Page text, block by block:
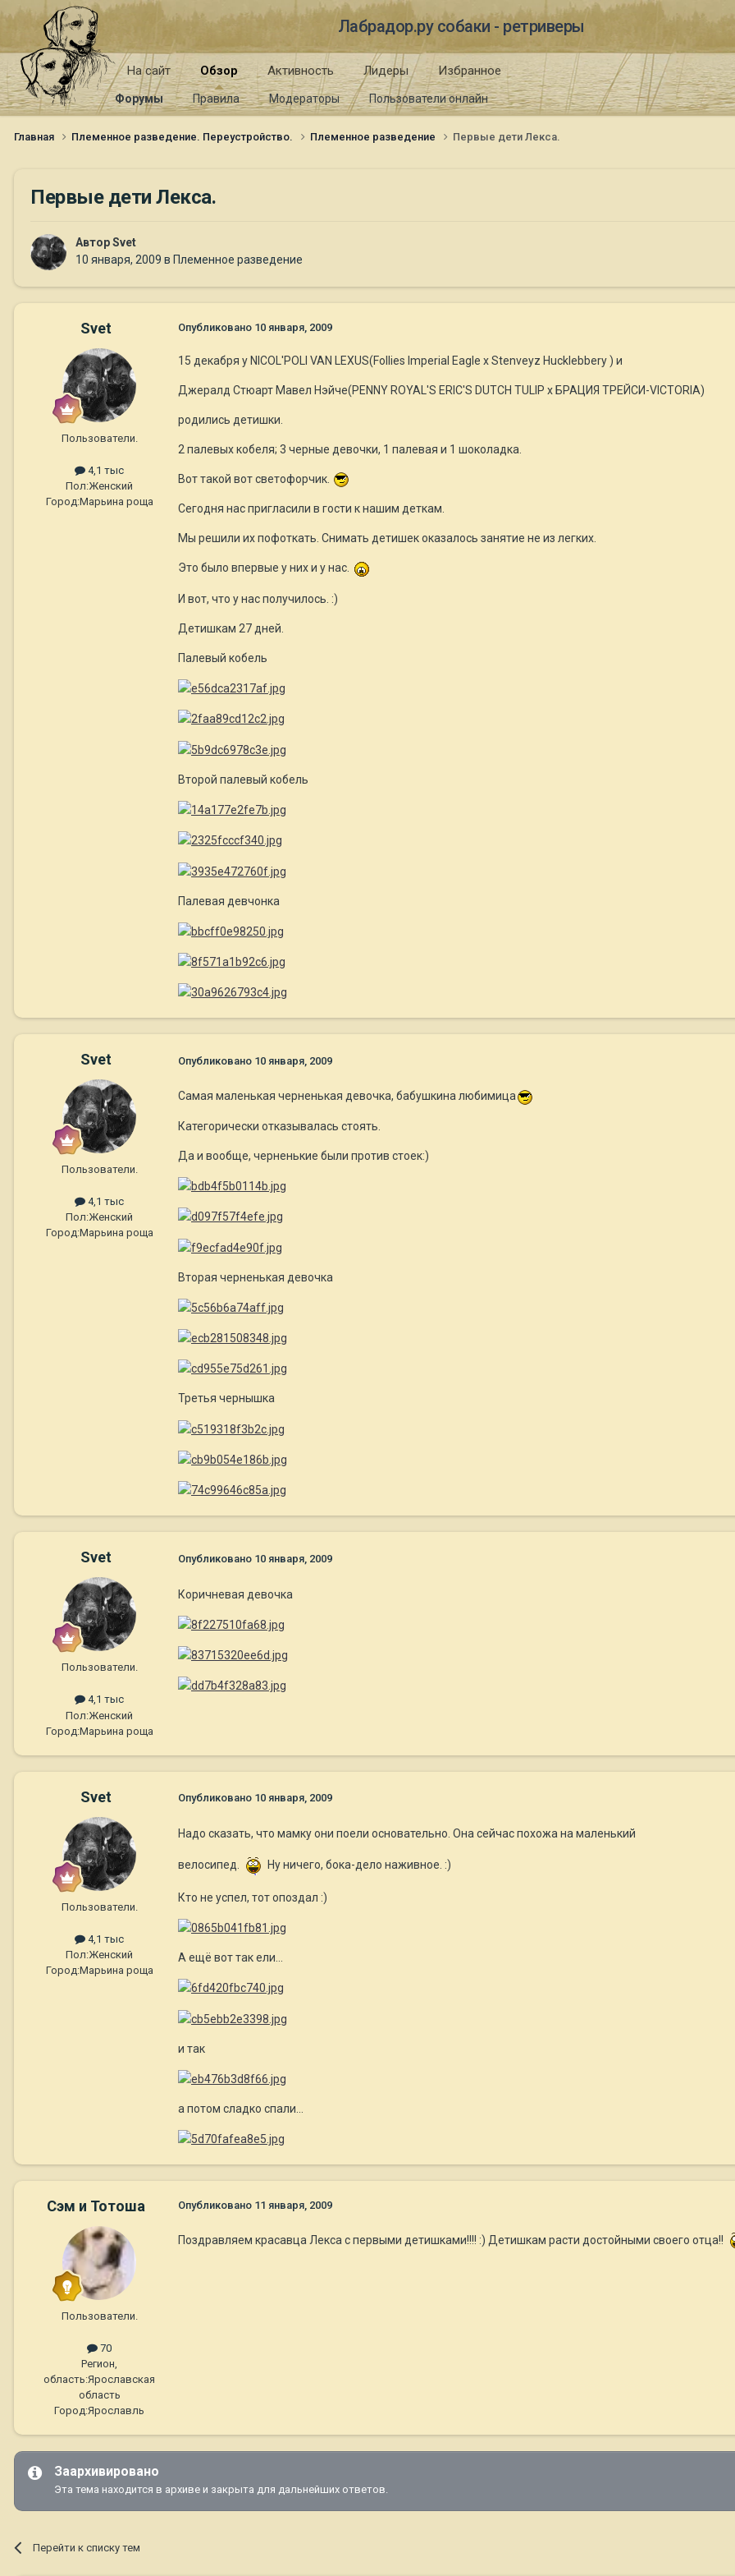
Лабрадор.ру собаки - ретриверы
На сайт Обзор
Форумы Правила Модераторы Пользователи онлайн
Активность Лидеры Избранное
Главная Племенное разведение. Переустройство. Племенное разведение Первые дети Лекса.
Первые дети Лекса.
АвторSvet
10 января, 2009 в Племенное разведение
Svet
Пользователи.
4,1 тыс
Пол:Женский
Город:Марьина роща
Опубликовано 10 января, 2009
15 декабря у NICOL'POLI VAN LEXUS(Follies Imperial Eagle х Stenveyz Hucklebbery ) и
Джералд Стюарт Мавел Нэйче(PENNY ROYAL'S ERIC'S DUTCH TULIP х БРАЦИЯ ТРЕЙСИ-VICTORIA)
родились детишки.
2 палевых кобеля; 3 черные девочки, 1 палевая и 1 шоколадка.
Вот такой вот светофорчик.
Сегодня нас пригласили в гости к нашим деткам.
Мы решили их пофоткать. Снимать детишек оказалось занятие не из легких.
Это было впервые у них и у нас.
И вот, что у нас получилось. :)
Детишкам 27 дней.
Палевый кобель
Второй палевый кобель
Палевая девчонка
Svet
Пользователи.
4,1 тыс
Пол:Женский
Город:Марьина роща
Опубликовано 10 января, 2009
Самая маленькая черненькая девочка, бабушкина любимица
Категорически отказывалась стоять.
Да и вообще, черненькие были против стоек:)
Вторая черненькая девочка
Третья чернышка
Svet
Пользователи.
4,1 тыс
Пол:Женский
Город:Марьина роща
Опубликовано 10 января, 2009
Коричневая девочка
Svet
Пользователи.
4,1 тыс
Пол:Женский
Город:Марьина роща
Опубликовано 10 января, 2009
Надо сказать, что мамку они поели основательно. Она сейчас похожа на маленький
велосипед. Ну ничего, бока-дело наживное. :)
Кто не успел, тот опоздал :)
А ещё вот так ели...
и так
а потом сладко спали...
Сэм и Тотоша
Пользователи.
70
Регион,
область:Ярославская
область
Город:Ярославль
Опубликовано 11 января, 2009
Поздравляем красавца Лекса с первыми детишками!!!! :) Детишкам расти достойными своего отца!!
Заархивировано
Эта тема находится в архиве и закрыта для дальнейших ответов.
Перейти к списку тем